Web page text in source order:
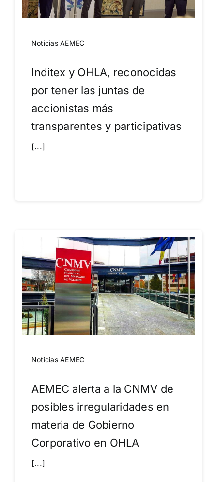
Noticias AEMEC
Inditex y OHLA, reconocidas
por tener las juntas de
accionistas más
transparentes y participativas
[...]
Noticias AEMEC
AEMEC alerta a la CNMV de
posibles irregularidades en
materia de Gobierno
Corporativo en OHLA
[...]